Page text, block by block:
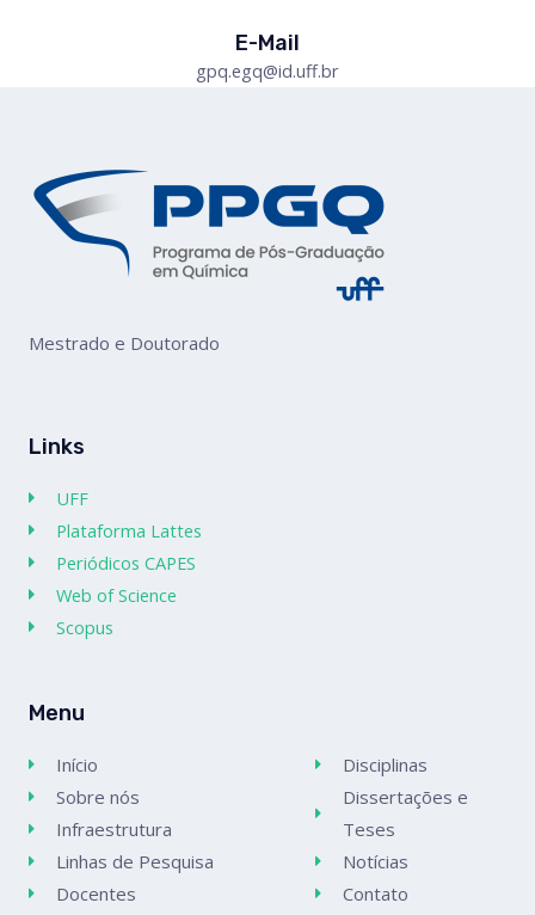
E-Mail
gpq.egq@id.uff.br
Mestrado e Doutorado
Links
UFF
Plataforma Lattes
Periódicos CAPES
Web of Science
Scopus
Menu
Início
Sobre nós
Infraestrutura
Linhas de Pesquisa
Docentes
Disciplinas
Dissertações e
Teses
Notícias
Contato